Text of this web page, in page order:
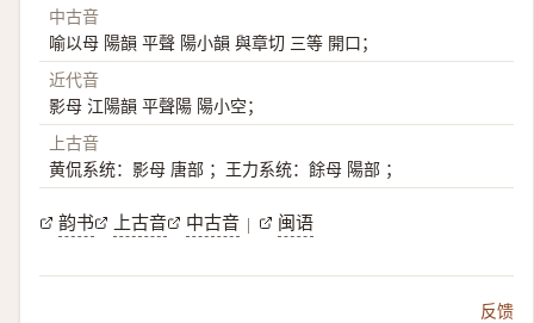
中古音
喻以母 陽韻 平聲 陽小韻 與章切 三等 開口；
近代音
影母 江陽韻 平聲陽 陽小空；
上古音
黄侃系统：影母 唐部 ；王力系统：餘母 陽部 ；
韵书 上古音 中古音 | 闽语
反馈